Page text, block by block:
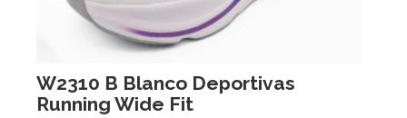
W2310 B Blanco Deportivas
Running Wide Fit